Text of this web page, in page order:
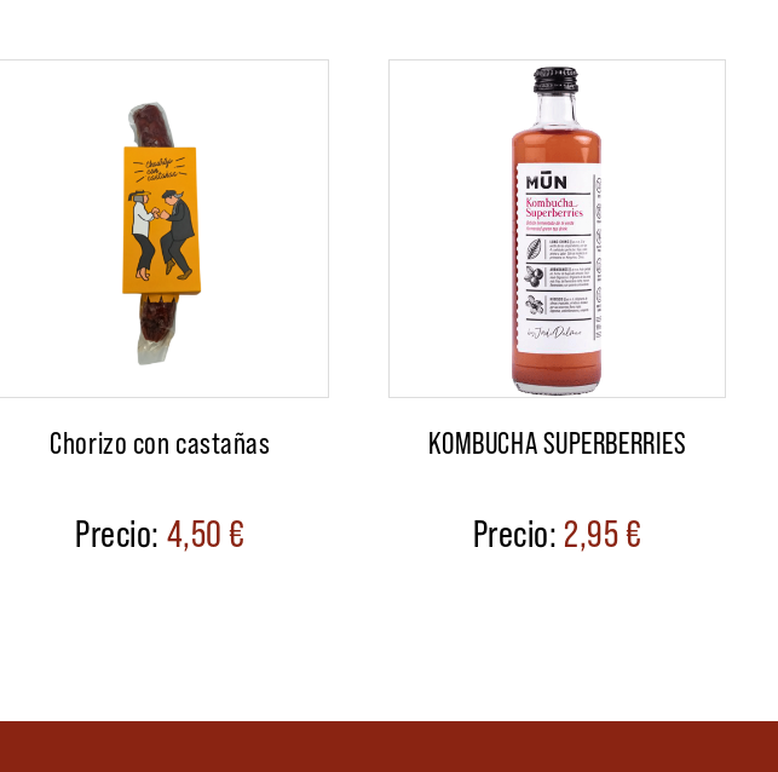
Chorizo con castañas
4,50€
KOMBUCHA SUPERBERRIES
2,95€